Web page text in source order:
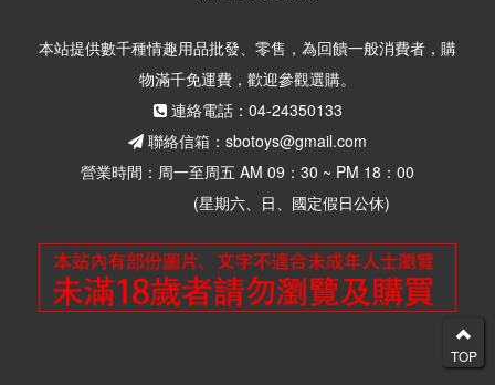
本站提供數千種情趣用品批發、零售，為回饋一般消費者，購
物滿千免運費，歡迎參觀選購。
連絡電話：04-24350133
聯絡信箱：sbotoys@gmail.com
營業時間：周一至周五 AM 09：30 ~ PM 18：00
(星期六、日、國定假日公休)
TOP